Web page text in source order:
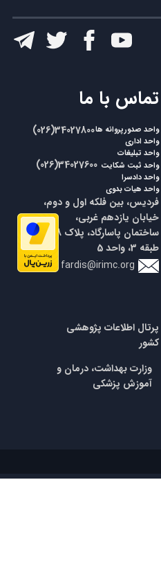
​تماس با ما
​​(026)34027800
fardis@irimc.org
​​(026)34027600
واحد صدورپروانه ها
واحد اداری
واحد تبلیغات
واحد ثبت شکایت
واحد دادسرا
واحد هیات بدوی
فردیس، بین فلکه اول و دوم،
خیابان یازدهم غربی،
طبقه 3، واحد 5
پرتال اطلاعات پژوهشی
کشور
وزارت بهداشت، درمان و
آموزش پزشکی